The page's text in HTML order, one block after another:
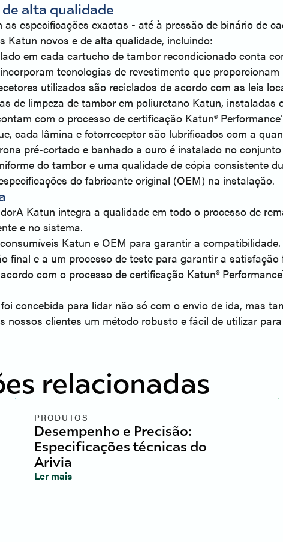
alta qualidade
especificações exactas - até à pressão de binário de
novos e de alta qualidade, incluindo:
em cada cartucho de tambor recondicionado conta
tecnologias de revestimento que
utilizados são reciclados de acordo com as leis
de limpeza de tambor em poliuretano Katun,
com o processo de certificação Katun®
cada lâmina e fotorreceptor são lubrificados com a
pré-cortado e banhado a ouro é instalado no
do tambor e uma qualidade de cópia consistente
do fabricante original (OEM) na instalação.
Katun integra a qualidade em todo o processo de
e no sistema.
Katun e OEM para garantir a compatibilidade.
final e a um processo de teste para garantir a satisfação
com o processo de certificação Katun®
concebida para lidar não só com o envio de ida, mas
nossos clientes um método robusto e fácil de utilizar
relacionadas
PRODUTOS
Desempenho e Precisão:
Especificações técnicas do
Arivia
Ler mais